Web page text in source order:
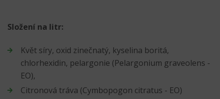
Složení na litr:
Květ síry, oxid zinečnatý, kyselina boritá,
chlorhexidin, pelargonie (Pelargonium graveolens -
EO),
Citronová tráva (Cymbopogon citratus - EO)